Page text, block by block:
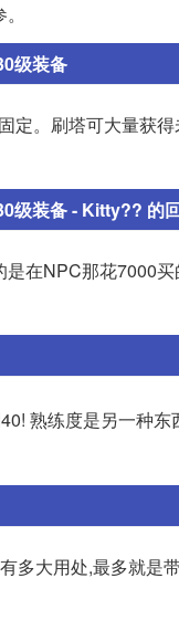
级装备
定。刷塔可大量获
级装备 - Kitty?? 的
在NPC那花7000
熟练度是另一种
多大用处,最多就是